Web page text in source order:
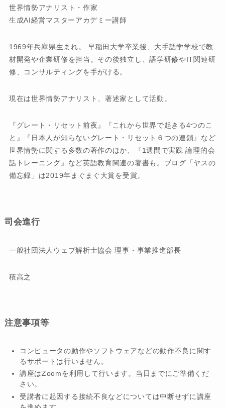
世界情勢アナリスト・作家
生成AI経営マスターアカデミー講師
1969年兵庫県生まれ。 早稲田大学卒業後、大手語学学校で教
材開発や企業研修を担当。その後独立し、語学研修やIT関連研
修、コンサルティングを手がける。
現在は世界情勢アナリスト、著述家として活動。
『グレート・リセット前夜』『これから世界で起きる4つのこ
と』『日本人が知らないグレート・リセット６つの連鎖』など
世界情勢に関する多数の著作のほか、『1週間で実践 論理的会
話トレーニング』など英語教育関連の著書も。ブログ「ヤスの
備忘録」は2019年まぐまぐ大賞を受賞。
司会進行
一般社団法人ウェブ解析士協会 理事・事業推進部長
積高之
注意事項等
コンピュータの動作やソフトウェアなどの動作不良に関す
るサポートは行いません。
講座はZoomを利用して行います。当日までにご準備くだ
さい。
受講者に起因する接続不良などについては中断せずに講座